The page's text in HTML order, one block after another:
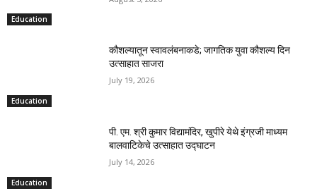
Education
Education
कौशल्यातून स्वावलंबनाकडे; जागतिक युवा कौशल्य दिन
उत्साहात साजरा
July 19, 2026
Education
पी. एम. श्री कुमार विद्यामंदिर, खुपीरे येथे इंग्रजी माध्यम
बालवाटिकेचे उत्साहात उद्घाटन
July 14, 2026